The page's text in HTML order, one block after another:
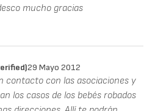
mucho gracias
29 Mayo 2012
contacto con las asociaciones y
los casos de los bebés robados